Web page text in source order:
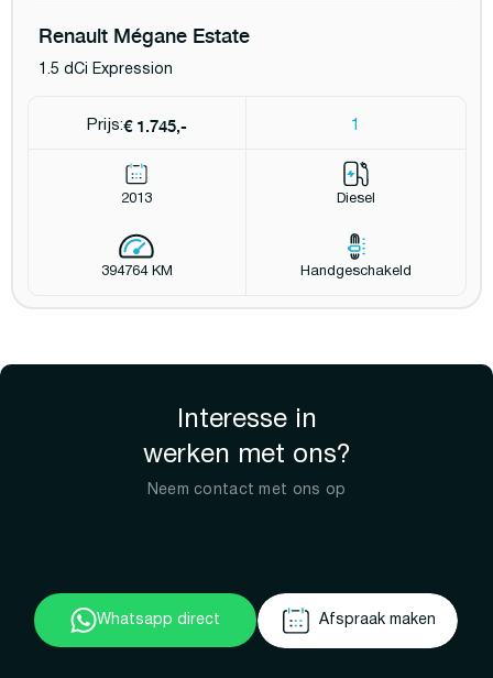
Renault Mégane Estate
1.5 dCi Expression
Prijs:€ 1.745,- 1
2013 Diesel
394764 KM Handgeschakeld
Interesse in
werken met ons?
Neem contact met ons op
Whatsapp direct Afspraak maken